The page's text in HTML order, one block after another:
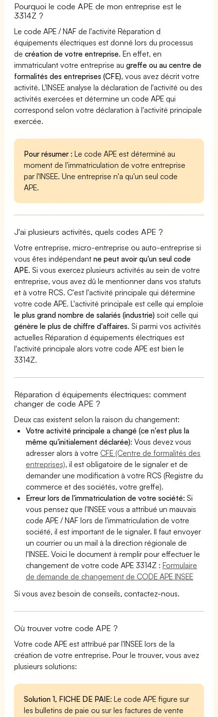
Pourquoi le code APE de mon entreprise est le
3314Z ?
Le code APE / NAF de l'activité Réparation d
équipements électriques est donné lors du processus
decréation de votre entreprise. En effet, en
immatriculant votre entreprise augreffe ou au centre de
formalités des entreprises (CFE), vous avez décrit votre
activité. L'INSEE analyse la déclaration de l'activité ou des
activités exercées et détermine un code APE qui
correspond selon votre déclaration à l'activité principale
exercée.
Pour résumer : Le code APE est déterminé au
moment de l'immatriculation de votre entreprise
par l'INSEE. Une entreprise n'a qu'un seul code
APE.
J'ai plusieurs activités, quels codes APE ?
Votre entreprise, micro-entreprise ou auto-entreprise si
vous êtes indépendantne peut avoir qu'un seul code
APE. Si vous exercez plusieurs activités au sein de votre
entreprise, vous avez dû le mentionner dans vos statuts
et à votre RCS. C'est l'activité principale qui détermine
votre code APE. L'activité principale est celle qui emploie
le plus grand nombre de salariés (industrie) soit celle qui
génère le plus de chiffre d'affaires. Si parmi vos activités
actuelles Réparation d équipements électriques est
l'activité principale alors votre code APE est bien le
3314Z.
Réparation d équipements électriques: comment
changer de code APE ?
Deux cas existent selon la raison du changement:
Votre activité principale a changé (ce n'est plus la
même qu'initialement déclarée): Vous devez vous
adresser alors à votre CFE (Centre de formalités des
entreprises), il est obligatoire de le signaler et de
demander une modification à votre RCS (Registre du
commerce et des sociétés, votre greffe).
Erreur lors de l'immatriculation de votre société:Si
vous pensez que l'INSEE vous a attribué un mauvais
code APE / NAF lors de l'immatriculation de votre
société, il est important de le signaler. Il faut envoyer
un courrier ou un mail à la direction régionale de
l'INSEE. Voici le document à remplir pour effectuer le
changement de votre code APE 3314Z :Formulaire
de demande de changement de CODE APE INSEE
Si vous avez besoin de conseils, contactez-nous.
Où trouver votre code APE ?
Votre code APE est attribué par l'INSEE lors de la
création de votre entreprise. Pour le trouver, vous avez
plusieurs solutions:
Solution 1, FICHE DE PAIE: Le code APE figure sur
les bulletins de paie ou sur les factures de vente